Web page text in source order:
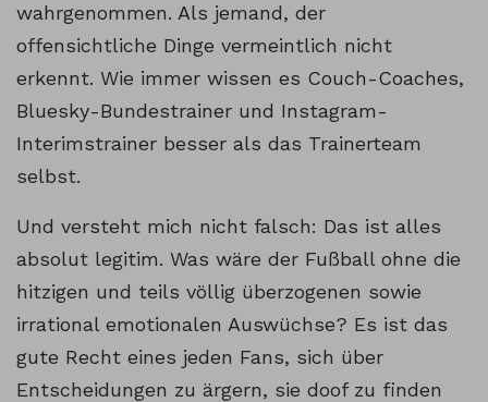
wahrgenommen. Als jemand, der
offensichtliche Dinge vermeintlich nicht
erkennt. Wie immer wissen es Couch-Coaches,
Bluesky-Bundestrainer und Instagram-
Interimstrainer besser als das Trainerteam
selbst.
Und versteht mich nicht falsch: Das ist alles
absolut legitim. Was wäre der Fußball ohne die
hitzigen und teils völlig überzogenen sowie
irrational emotionalen Auswüchse? Es ist das
gute Recht eines jeden Fans, sich über
Entscheidungen zu ärgern, sie doof zu finden